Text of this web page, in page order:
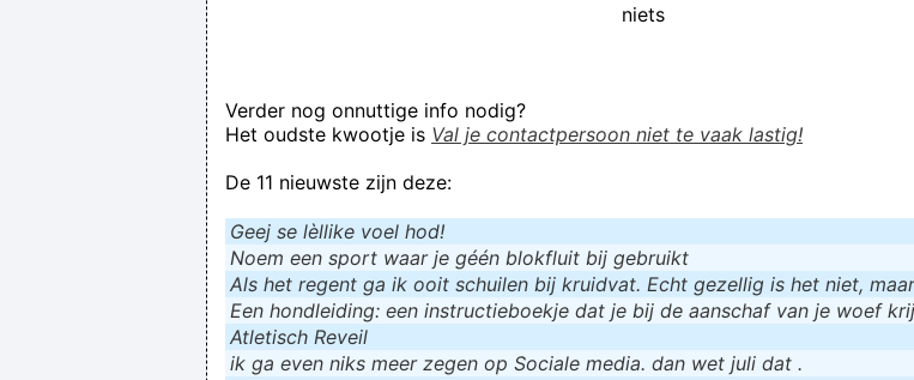
niets
Verder nog onnuttige info nodig?
Het oudste kwootje is Val je contactpersoon niet te vaak lastig!
De 11 nieuwste zijn deze:
Geej se lèllike voel hod!
Noem een sport waar je géén blokfluit bij gebruikt
Als het regent ga ik ooit schuilen bij kruidvat. Echt gezellig is het niet,
Een hondleiding: een instructieboekje dat je bij de aanschaf van je woef
Atletisch Reveil
ik ga even niks meer zegen op Sociale media. dan wet juli dat .